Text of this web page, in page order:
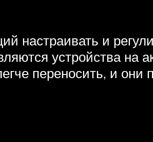
и
устройства на
переносить, и они